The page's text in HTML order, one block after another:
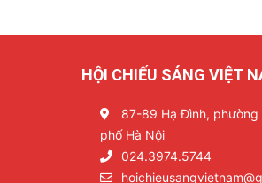
HỘI CHIẾU SÁNG VIỆT
87-89 Hạ Đình,
phố Hà Nội
024.3974.5744